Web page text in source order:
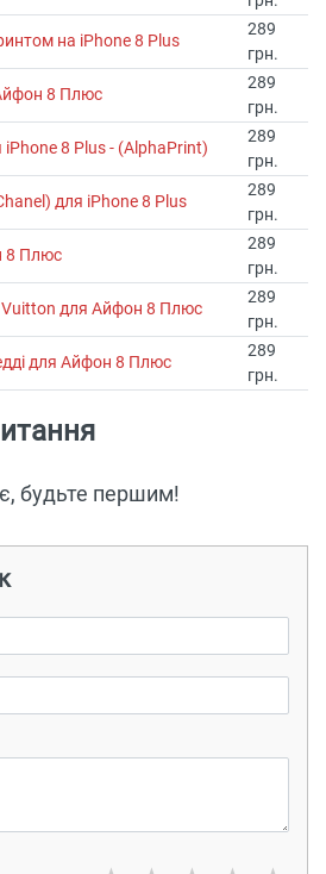
на iPhone 8 Plus
289
грн.
8 Плюс
289
грн.
8 Plus - (AlphaPrint)
289
грн.
для iPhone 8 Plus
289
грн.
8 Плюс
289
грн.
Vuitton для Айфон 8 Плюс
289
грн.
для Айфон 8 Плюс
289
грн.
будьте першим!